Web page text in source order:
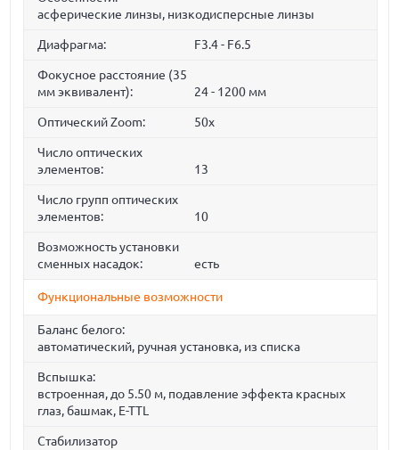
асферические линзы, низкодисперсные линзы
Диафрагма: F3.4 - F6.5
Фокусное расстояние (35
мм эквивалент):
24 - 1200 мм
Оптический Zoom: 50x
Число оптических
элементов:
13
Число групп оптических
элементов:
10
Возможность установки
сменных насадок:
есть
Функциональные возможности
Баланс белого:
автоматический, ручная установка, из списка
Вспышка:
встроенная, до 5.50 м, подавление эффекта красных
глаз, башмак, E-TTL
Стабилизатор